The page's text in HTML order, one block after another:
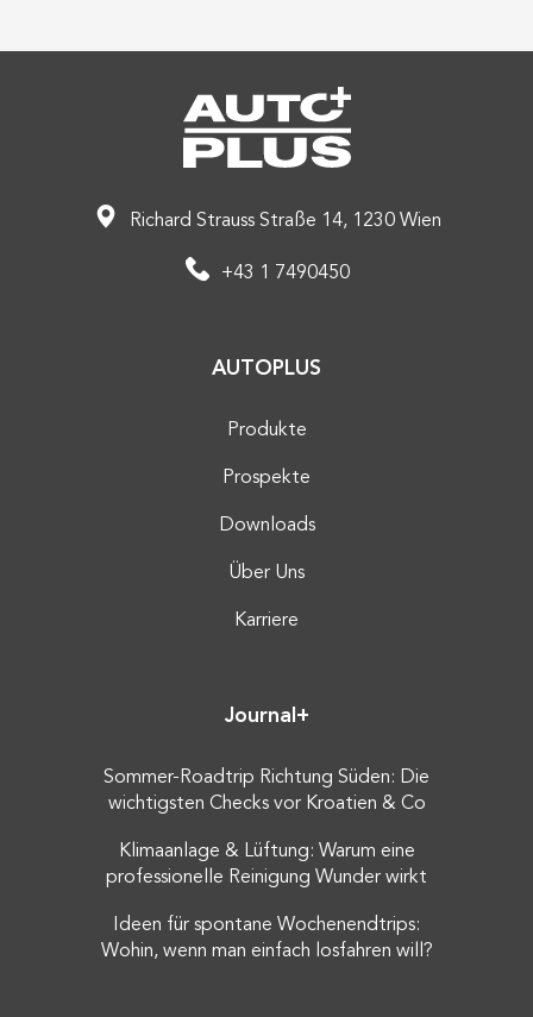
Richard Strauss Straße 14, 1230 Wien
+43 1 7490450
AUTOPLUS
Produkte
Prospekte
Downloads
Über Uns
Karriere
Journal+
Sommer-Roadtrip Richtung Süden: Die
wichtigsten Checks vor Kroatien & Co
Klimaanlage & Lüftung: Warum eine
professionelle Reinigung Wunder wirkt
Ideen für spontane Wochenendtrips:
Wohin, wenn man einfach losfahren will?